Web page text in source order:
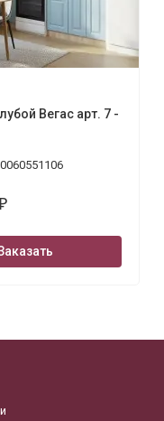
Вегас арт. 7 -